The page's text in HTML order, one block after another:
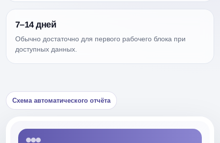
7–14 дней
Обычно достаточно для первого рабочего блока при
доступных данных.
Схема автоматического отчёта